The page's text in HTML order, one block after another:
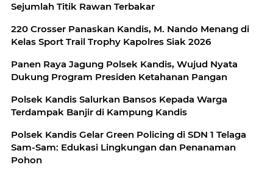
Sejumlah Titik Rawan Terbakar
220 Crosser Panaskan Kandis, M. Nando Menang di
Kelas Sport Trail Trophy Kapolres Siak 2026
Panen Raya Jagung Polsek Kandis, Wujud Nyata
Dukung Program Presiden Ketahanan Pangan
Polsek Kandis Salurkan Bansos Kepada Warga
Terdampak Banjir di Kampung Kandis
Polsek Kandis Gelar Green Policing di SDN 1 Telaga
Sam-Sam: Edukasi Lingkungan dan Penanaman
Pohon